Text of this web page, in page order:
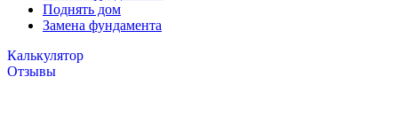
Поднять дом
Замена фундамента
Калькулятор
Отзывы